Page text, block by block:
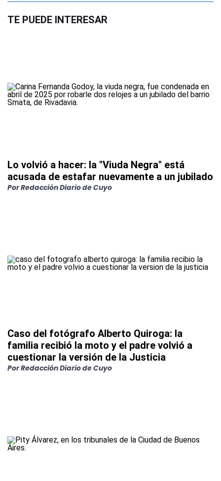
TE PUEDE INTERESAR
Lo volvió a hacer: la "Viuda Negra" está
acusada de estafar nuevamente a un jubilado
PorRedacción Diario de Cuyo
Caso del fotógrafo Alberto Quiroga: la
familia recibió la moto y el padre volvió a
cuestionar la versión de la Justicia
PorRedacción Diario de Cuyo